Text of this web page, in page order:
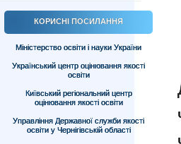
КОРИСНІ ПОСИЛАННЯ
Міністерство освіти і науки України
Український центр оцінювання якості
освіти
Київський регіональний центр
оцінювання якості освіти
Управління Державної служби якості
освіти у Чернігівській області